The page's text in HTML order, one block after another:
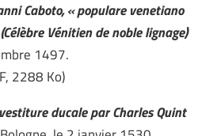
Caboto, « populare venetiano
Vénitien de noble lignage)
1497.
2288 Ko)
ducale par Charles Quint